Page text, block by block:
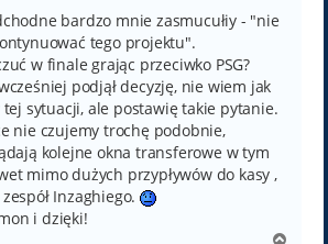
bardzo mnie zasmucułiy - "nie
tego projektu".
w finale grając przeciwko PSG?
podjął decyzję, nie wiem jak
sytuacji, ale postawię takie pytanie.
nie czujemy trochę podobnie,
kolejne okna transferowe w tym
mimo dużych przypływów do kasy ,
Inzaghiego.
i dzięki!